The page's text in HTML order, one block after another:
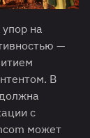
на
—
В
с
может